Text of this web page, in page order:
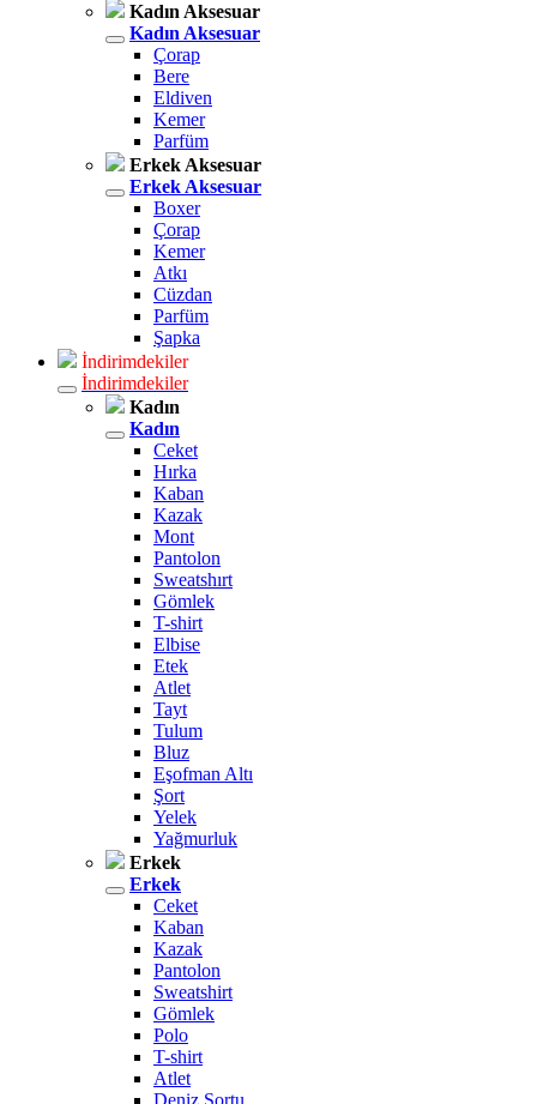
Kadın Aksesuar
Kadın Aksesuar
Çorap
Bere
Eldiven
Kemer
Parfüm
Erkek Aksesuar
Erkek Aksesuar
Boxer
Çorap
Kemer
Atkı
Cüzdan
Parfüm
Şapka
İndirimdekiler
İndirimdekiler
Kadın
Kadın
Ceket
Hırka
Kaban
Kazak
Mont
Pantolon
Sweatshırt
Gömlek
T-shirt
Elbise
Etek
Atlet
Tayt
Tulum
Bluz
Eşofman Altı
Şort
Yelek
Yağmurluk
Erkek
Erkek
Ceket
Kaban
Kazak
Pantolon
Sweatshirt
Gömlek
Polo
T-shirt
Atlet
Deniz Şortu